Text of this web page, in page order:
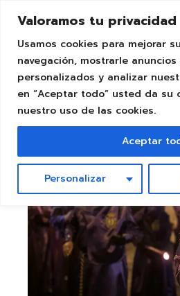
Valoramos tu privacidad
Usamos cookies para mejorar
navegación, mostrarle
personalizados y analizar
en “Aceptar todo” usted da su
nuestro uso de las cookies.
Personalizar
Aceptar
2 Mar